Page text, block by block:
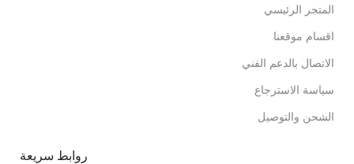
المتجر الرئيسي
اقسام موقعنا
الاتصال بالدعم الفني
سياسة الاسترجاع
الشحن والتوصيل
روابط سريعة